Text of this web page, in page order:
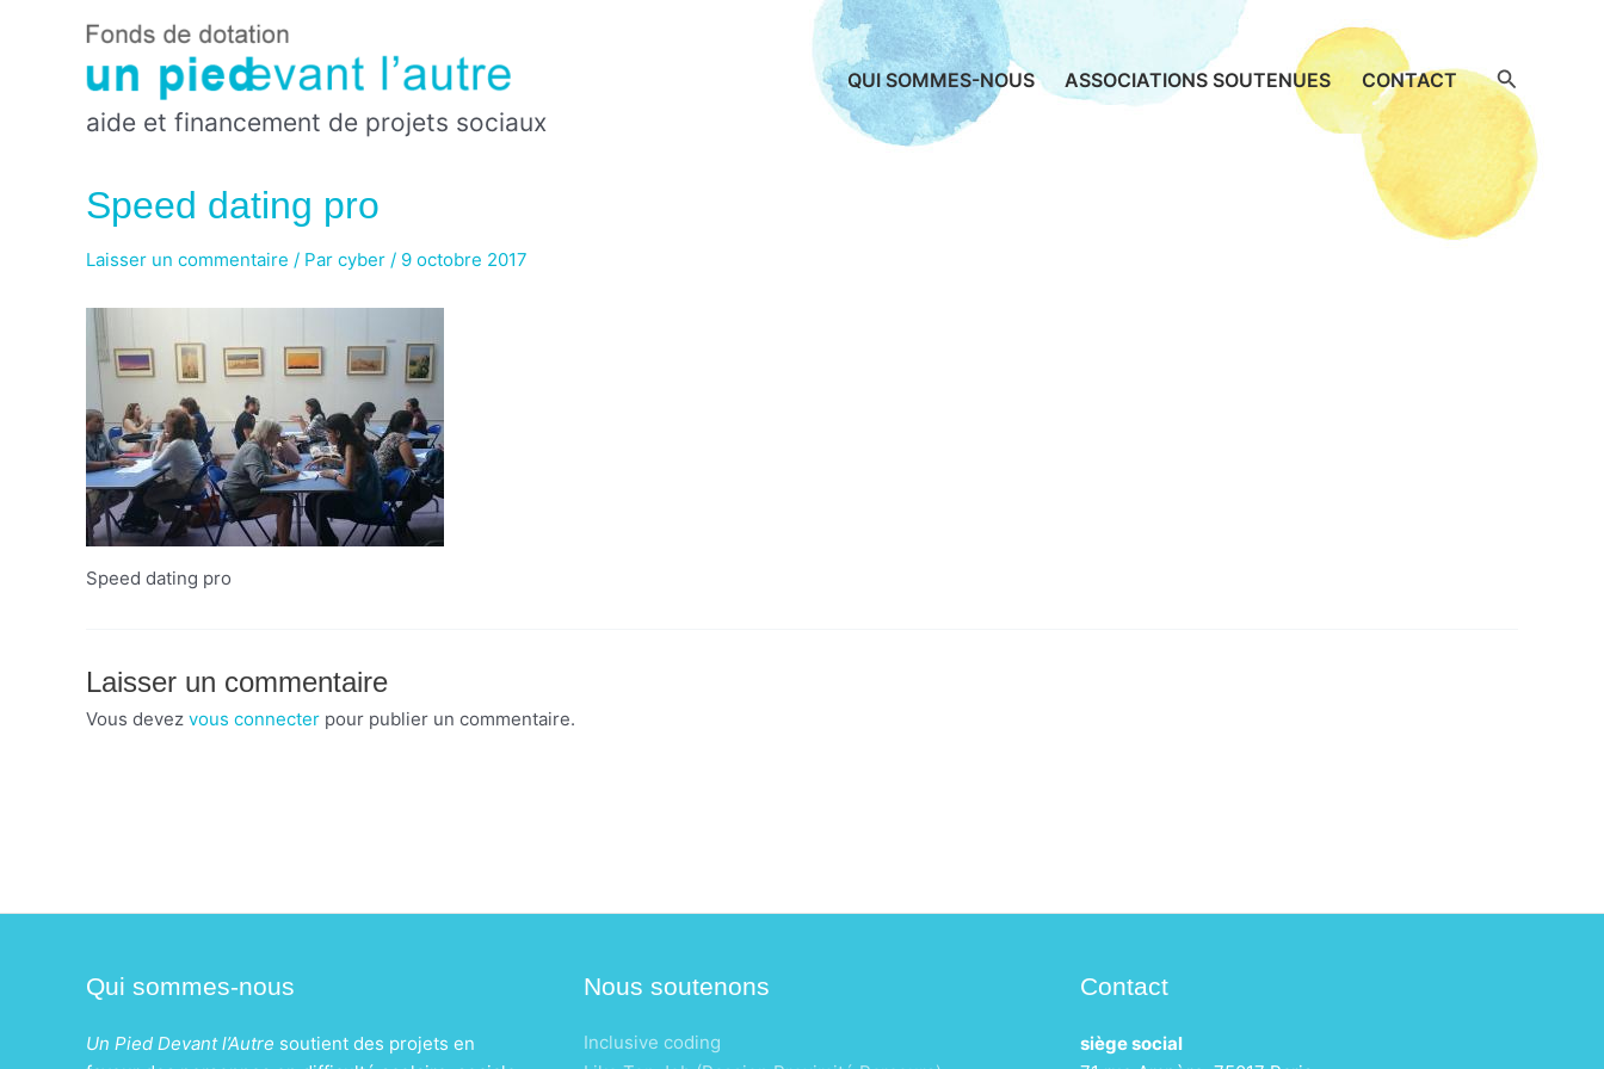
aide et financement de projets sociaux
QUI SOMMES-NOUS ASSOCIATIONS SOUTENUES CONTACT
Speed dating pro
Laisser un commentaire / Par cyber / 9 octobre 2017
Speed dating pro
Laisser un commentaire
Vous devez vous connecter pour publier un commentaire.
Qui sommes-nous
Un Pied Devant l’Autre soutient des projets en
Nous soutenons
Inclusive coding
Contact
siège social